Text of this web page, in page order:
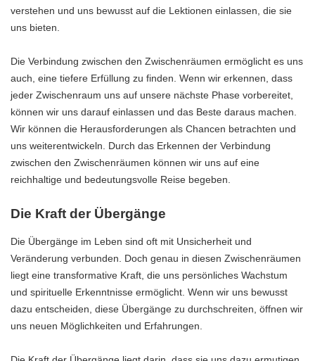
verstehen und uns bewusst auf die Lektionen einlassen, die sie
uns bieten.
Die Verbindung zwischen den Zwischenräumen ermöglicht es uns
auch, eine tiefere Erfüllung zu finden. Wenn wir erkennen, dass
jeder Zwischenraum uns auf unsere nächste Phase vorbereitet,
können wir uns darauf einlassen und das Beste daraus machen.
Wir können die Herausforderungen als Chancen betrachten und
uns weiterentwickeln. Durch das Erkennen der Verbindung
zwischen den Zwischenräumen können wir uns auf eine
reichhaltige und bedeutungsvolle Reise begeben.
Die Kraft der Übergänge
Die Übergänge im Leben sind oft mit Unsicherheit und
Veränderung verbunden. Doch genau in diesen Zwischenräumen
liegt eine transformative Kraft, die uns persönliches Wachstum
und spirituelle Erkenntnisse ermöglicht. Wenn wir uns bewusst
dazu entscheiden, diese Übergänge zu durchschreiten, öffnen wir
uns neuen Möglichkeiten und Erfahrungen.